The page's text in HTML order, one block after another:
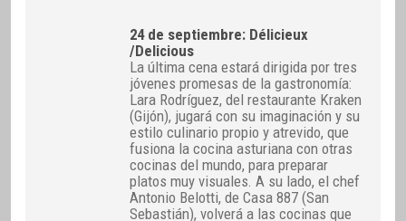
24 de septiembre: Délicieux
/Delicious
La última cena estará dirigida por tres
jóvenes promesas de la gastronomía:
Lara Rodríguez, del restaurante Kraken
(Gijón), jugará con su imaginación y su
estilo culinario propio y atrevido, que
fusiona la cocina asturiana con otras
cocinas del mundo, para preparar
platos muy visuales. A su lado, el chef
Antonio Belotti, de Casa 887 (San
Sebastián), volverá a las cocinas que